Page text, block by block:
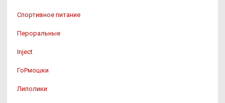
Спортивное питание
Пероральные
Inject
ГоРмошки
Липолики